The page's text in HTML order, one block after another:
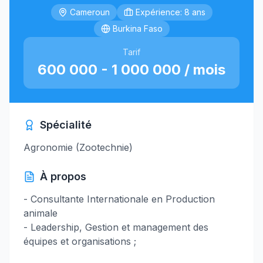
Cameroun
Expérience: 8 ans
Burkina Faso
Tarif
600 000 - 1 000 000 / mois
Spécialité
Agronomie (Zootechnie)
À propos
- Consultante Internationale en Production
animale
- Leadership, Gestion et management des
équipes et organisations ;